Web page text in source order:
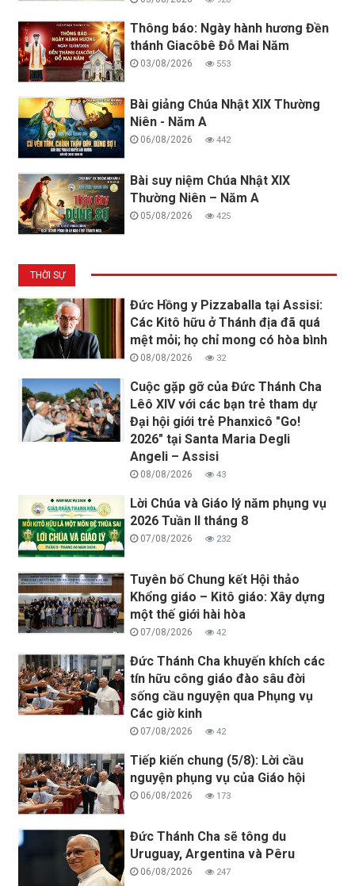
Thông báo: Ngày hành hương Đền
thánh Giacôbê Đỗ Mai Năm
03/08/2026 553
Bài giảng Chúa Nhật XIX Thường
Niên - Năm A
06/08/2026 442
Bài suy niệm Chúa Nhật XIX
Thường Niên – Năm A
05/08/2026 425
THỜI SỰ
Đức Hồng y Pizzaballa tại Assisi:
Các Kitô hữu ở Thánh địa đã quá
mệt mỏi; họ chỉ mong có hòa bình
08/08/2026 32
Cuộc gặp gỡ của Đức Thánh Cha
Lêô XIV với các bạn trẻ tham dự
Đại hội giới trẻ Phanxicô "Go!
2026" tại Santa Maria Degli
Angeli – Assisi
08/08/2026 43
Lời Chúa và Giáo lý năm phụng vụ
2026 Tuần II tháng 8
07/08/2026 232
Tuyên bố Chung kết Hội thảo
Khổng giáo – Kitô giáo: Xây dựng
một thế giới hài hòa
07/08/2026 42
Đức Thánh Cha khuyến khích các
tín hữu công giáo đào sâu đời
sống cầu nguyện qua Phụng vụ
Các giờ kinh
07/08/2026 42
Tiếp kiến chung (5/8): Lời cầu
nguyện phụng vụ của Giáo hội
06/08/2026 173
Đức Thánh Cha sẽ tông du
Uruguay, Argentina và Pêru
06/08/2026 247